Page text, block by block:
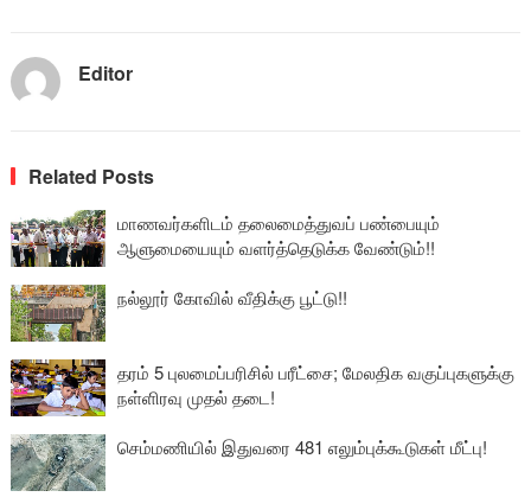
Editor
Related Posts
மாணவர்களிடம் தலைமைத்துவப் பண்பையும்
ஆளுமையையும் வளர்த்தெடுக்க வேண்டும்!!
நல்லூர் கோவில் வீதிக்கு பூட்டு!!
தரம் 5 புலமைப்பரிசில் பரீட்சை; மேலதிக வகுப்புகளுக்கு
நள்ளிரவு முதல் தடை!
செம்மணியில் இதுவரை 481 எலும்புக்கூடுகள் மீட்பு!